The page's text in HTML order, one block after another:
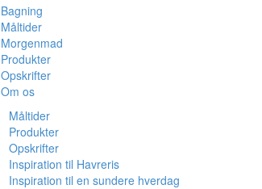
Bagning
Måltider
Morgenmad
Produkter
Opskrifter
Om os
Måltider
Produkter
Opskrifter
Inspiration til Havreris
Inspiration til en sundere hverdag